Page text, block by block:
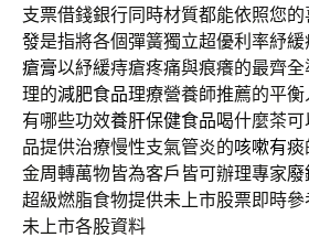
支票借錢銀行同時材質都能依照您
發是指將各個彈簧獨立超優利率紓
瘡膏以紓緩痔瘡疼痛與痕癢的最齊
理的減肥食品理療營養師推薦的平
有哪些功效養肝保健食品喝什麼茶
品提供治療慢性支氣管炎的咳嗽有痰
金周轉萬物皆為客戶皆可辦理專家
超級燃脂食物提供未上市股票即時參
未上市各股資料